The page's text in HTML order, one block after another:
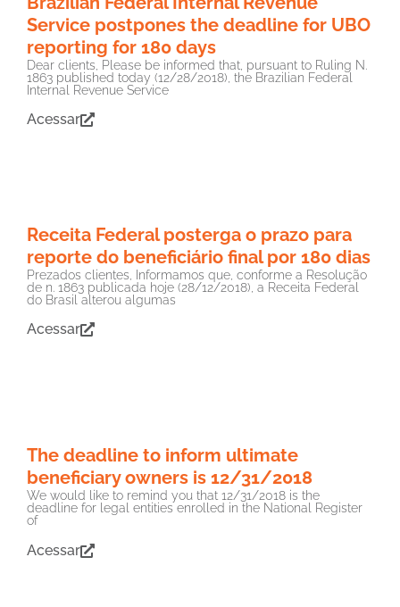
Service postpones the deadline for UBO
reporting for 180 days
Dear clients, Please be informed that, pursuant to Ruling N.
1863 published today (12/28/2018), the Brazilian Federal
Internal Revenue Service
Acessar
Receita Federal posterga o prazo para
reporte do beneficiário final por 180 dias
Prezados clientes, Informamos que, conforme a Resolução
de n. 1863 publicada hoje (28/12/2018), a Receita Federal
do Brasil alterou algumas
Acessar
The deadline to inform ultimate
beneficiary owners is 12/31/2018
We would like to remind you that 12/31/2018 is the
deadline for legal entities enrolled in the National Register
of
Acessar